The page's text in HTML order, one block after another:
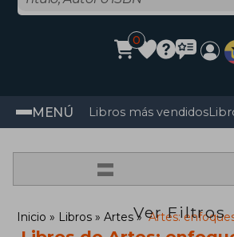
0
MENÚ Libros más vendidos
=
Ver Filtros
Inicio Libros Artes Artes: